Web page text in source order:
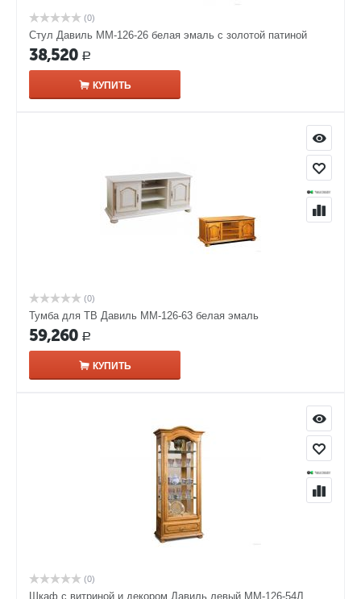
(0)
Стул Давиль ММ-126-26 белая эмаль с золотой патиной
38,520 Р
КУПИТЬ
(0)
Тумба для ТВ Давиль ММ-126-63 белая эмаль
59,260 Р
КУПИТЬ
(0)
Шкаф с витриной и декором Давиль левый ММ-126-54Л